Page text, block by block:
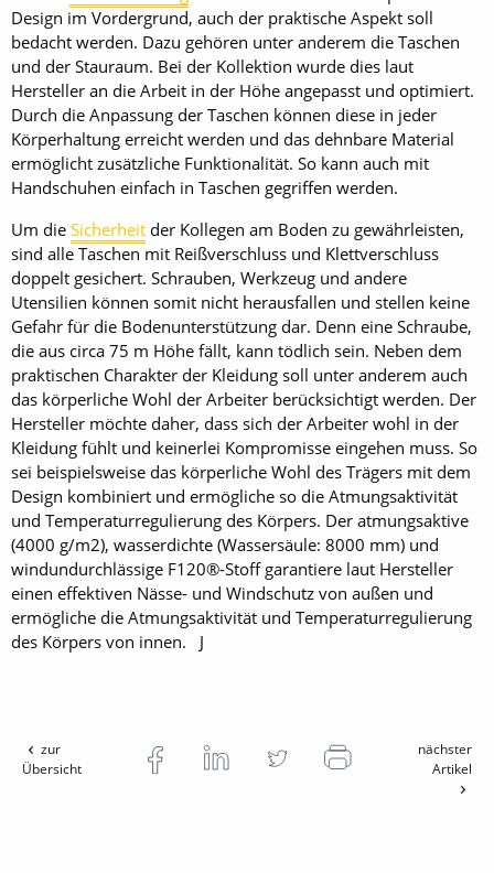
Design im Vordergrund, auch der praktische Aspekt soll
bedacht werden. Dazu gehören unter anderem die Taschen
und der Stauraum. Bei der Kollektion wurde dies laut
Hersteller an die Arbeit in der Höhe angepasst und optimiert.
Durch die Anpassung der Taschen können diese in jeder
Körperhaltung erreicht werden und das dehnbare Material
ermöglicht zusätzliche Funktionalität. So kann auch mit
Handschuhen einfach in Taschen gegriffen werden.
Um die Sicherheit der Kollegen am Boden zu gewährleisten,
sind alle Taschen mit Reißverschluss und Klettverschluss
doppelt gesichert. Schrauben, Werkzeug und andere
Utensilien können somit nicht herausfallen und stellen keine
Gefahr für die Bodenunterstützung dar. Denn eine Schraube,
die aus circa 75 m Höhe fällt, kann tödlich sein. Neben dem
praktischen Charakter der Kleidung soll unter anderem auch
das körperliche Wohl der Arbeiter berücksichtigt werden. Der
Hersteller möchte daher, dass sich der Arbeiter wohl in der
Kleidung fühlt und keinerlei Kompromisse eingehen muss. So
sei beispielsweise das körperliche Wohl des Trägers mit dem
Design kombiniert und ermögliche so die Atmungsaktivität
und Temperaturregulierung des Körpers. Der atmungsaktive
(4000 g/m2), wasserdichte (Wassersäule: 8000 mm) und
windundurchlässige F120®-Stoff garantiere laut Hersteller
einen effektiven Nässe- und Windschutz von außen und
ermögliche die Atmungsaktivität und Temperaturregulierung
des Körpers von innen. J
zur
Übersicht
nächster
Artikel